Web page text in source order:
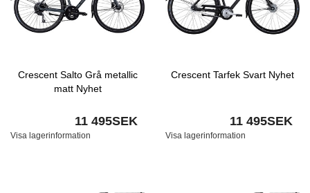
Crescent Salto Grå metallic
matt Nyhet
11 495SEK
Visa lagerinformation
Crescent Tarfek Svart Nyhet
11 495SEK
Visa lagerinformation